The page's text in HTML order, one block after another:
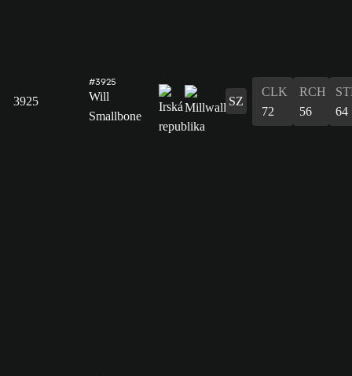
3925
#3925
Will
Smallbone
SZ
CLK
72
RCH
56
64